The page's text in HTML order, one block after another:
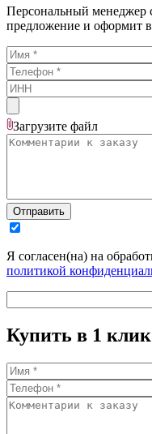
Персональный менеджер
предложение и оформит
Загрузите файл
Отправить
Я согласен(на) на
политикой
Купить в 1 клик